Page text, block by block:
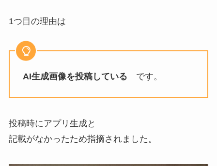
1つ目の理由は
AI生成画像を投稿している です。
投稿時にアプリ生成と
記載がなかったため指摘されました。